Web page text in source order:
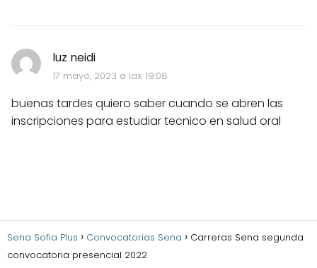
luz neidi
17 mayo, 2023 a las 19:08
buenas tardes quiero saber cuando se abren las
inscripciones para estudiar tecnico en salud oral
Sena Sofia Plus Convocatorias Sena
Carreras Sena segunda
convocatoria presencial 2022